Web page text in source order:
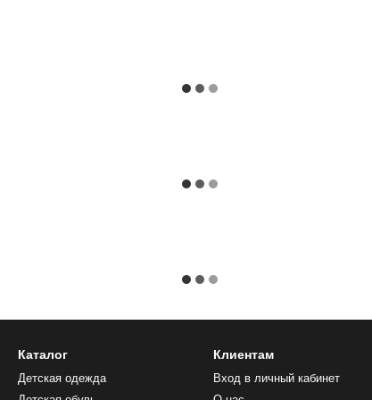
Каталог
Детская одежда
Клиентам
Вход в личный кабинет